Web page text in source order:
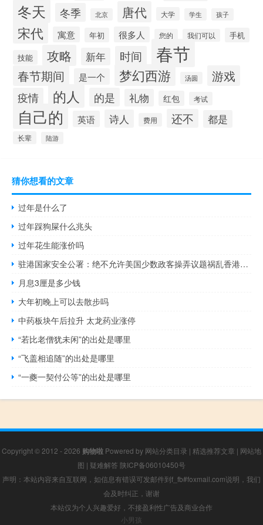
冬天 冬季 北京 唐代 大学 学生 孩子
宋代 寓意 年初 很多人 您的 我们可以
手机
技能
攻略 新年 时间 春节
春节期间 是一个 梦幻西游 汤圆 游戏
疫情 的人 的是 礼物 红包 考试
自己的 英语 诗人 费用 还不 都是
长辈 陆游
猜你想看的文章
过年是什么了
过年踩狗屎什么兆头
过年花生能涨价吗
驻港国家安全公署：绝不允许美国少数政客操弄议题祸乱香港法治
月息3厘是多少钱
大年初晚上可以去散步吗
中药板块午后拉升 太龙药业涨停
“若比老僧犹未闲”的出处是哪里
“飞盖相追随”的出处是哪里
“一夔一契付公等”的出处是哪里
Copyright © 2012 - 2026 购物啦 Powered by 网站分类目录 | 精选推荐文章 | 网站地
图 | 疑难解答 陕ICP备06010450号
声明：本站内容来自互联网，如信息有错误可发邮件到f_fb#foxmail.com说明，我们
会及时纠正，谢谢
本站仅为个人兴趣爱好，不接盈利性广告及商业合作
小男孩